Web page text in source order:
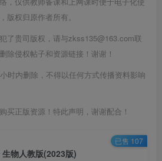
版权归原作者所有。
了贵司版权，请与zkss135@163.com联
除侵权帖子和资源链接！谢谢！
时内删除，不得以任何方式传播资料影响
买正版资源！特此声明，谢谢配合！
物人教版(2023版)
已售 107